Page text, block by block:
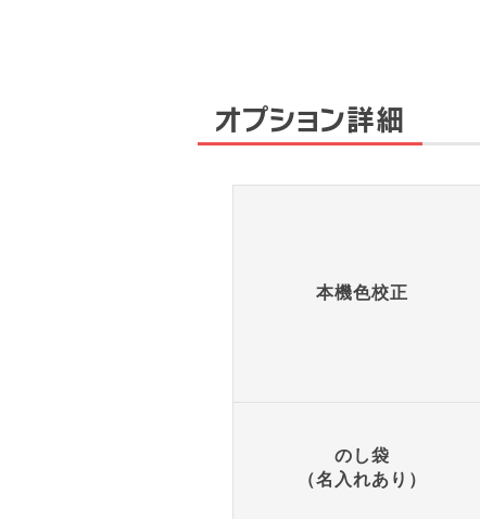
オプション詳細
本機色校正
のし袋
（名入れあり）